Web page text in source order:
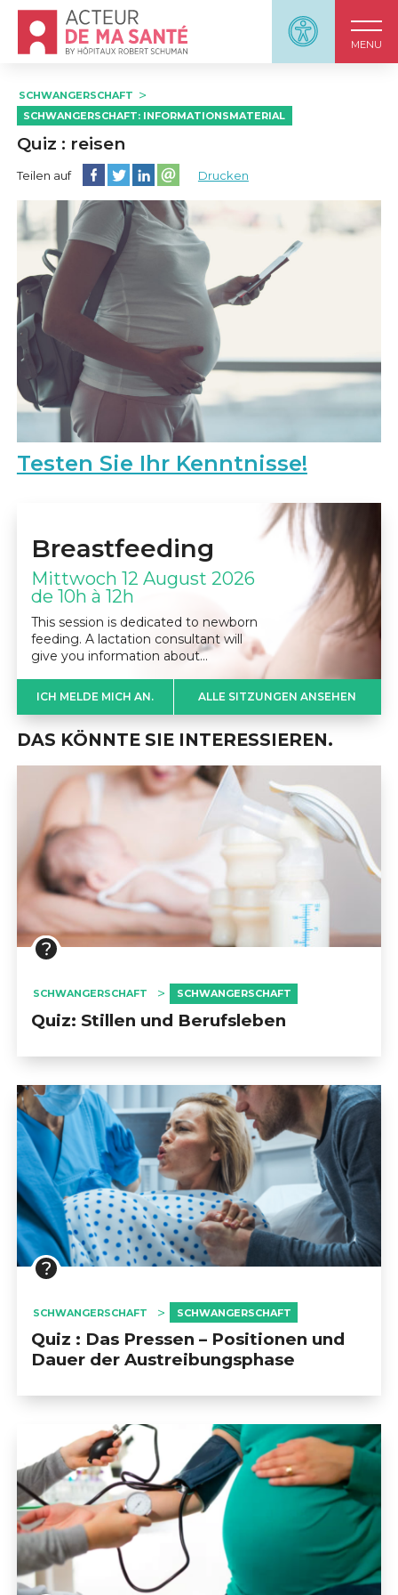
Panneau
MENU
Accueil - Acteur de ma santé, by HôpitauxRobert
SCHWANGERSCHAFT
SCHWANGERSCHAFT: INFORMATIONSMATERIAL
Quiz : reisen
Teilen auf Diese Seite auf Facebook teilen
Diese Seite auf Twitter teilen
Diese Seite auf LinkedIn teilen
Partager cette page sur email
Drucken
Testen Sie Ihr Kenntnisse!
Breastfeeding
Mittwoch 12 August 2026
de 10h à 12h
This session is dedicated to newborn
feeding. A lactation consultant will
give you information about…
ICH MELDE MICH AN. ALLE SITZUNGEN ANSEHEN
DAS KÖNNTE SIE INTERESSIEREN.
SCHWANGERSCHAFT SCHWANGERSCHAFT
Quiz: Stillen und Berufsleben
SCHWANGERSCHAFT SCHWANGERSCHAFT
Quiz : Das Pressen – Positionen und
Dauer der Austreibungsphase